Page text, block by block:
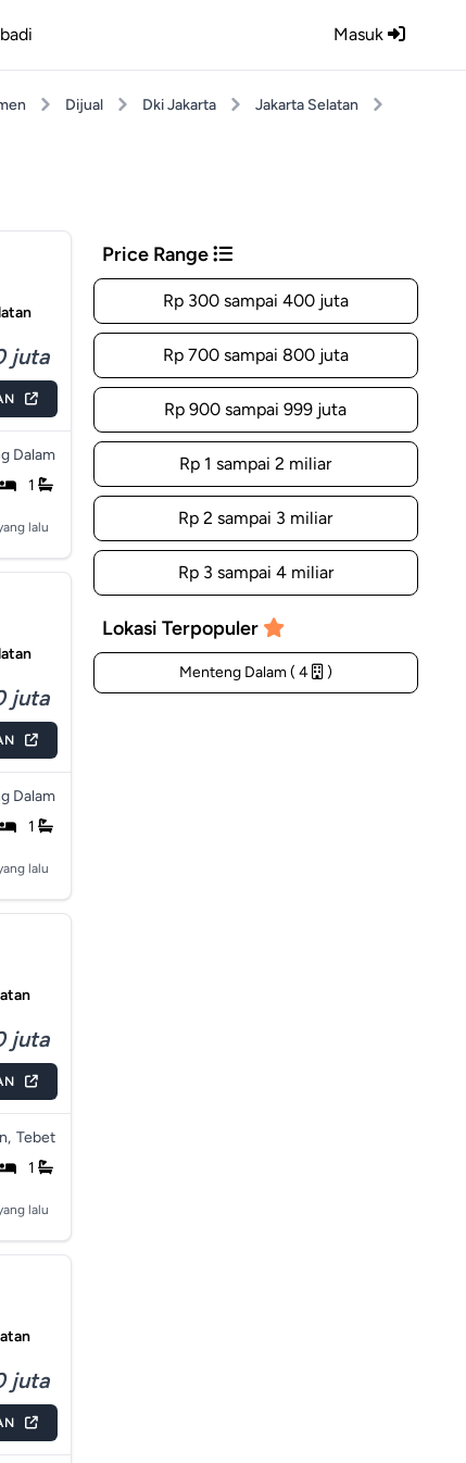
Masuk
Dijual Dki Jakarta
Jakarta Selatan
juta
Dalam
1
lalu
juta
Dalam
1
lalu
juta
Tebet
1
lalu
juta
Price Range
Rp 300 sampai 400 juta
Rp 700 sampai 800 juta
Rp 900 sampai 999 juta
Rp 1 sampai 2 miliar
Rp 2 sampai 3 miliar
Rp 3 sampai 4 miliar
Lokasi Terpopuler
Menteng Dalam ( 4 )